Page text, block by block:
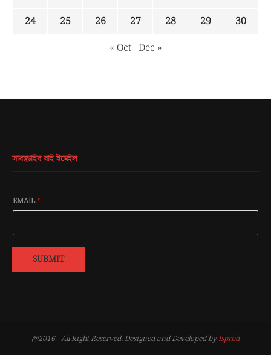
24
25 26 27 28 29
30
« Oct Dec »
সাবস্ক্রাইব বাই ইমেইল
EMAIL*
SUBMIT
@2016 - All Right Reserved. Designed and Developed byIsprbd